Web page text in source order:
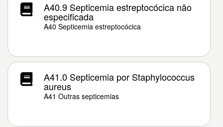
A40.9 Septicemia estreptocócica não
especificada
A40 Septicemia estreptocócica
A41.0 Septicemia por Staphylococcus
aureus
A41 Outras septicemias